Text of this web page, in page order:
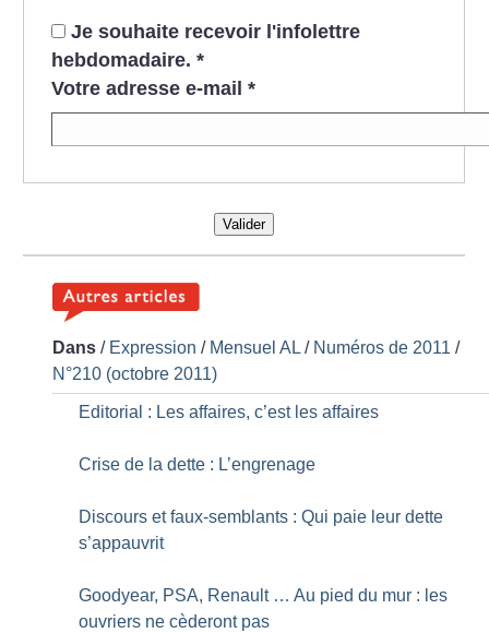
Je souhaite recevoir l'infolettre
hebdomadaire. *
Votre adresse e-mail *
Valider
Dans / Expression / Mensuel AL / Numéros de 2011 /
N°210 (octobre 2011)
Editorial : Les affaires, c’est les affaires
Crise de la dette : L’engrenage
Discours et faux-semblants : Qui paie leur dette
s’appauvrit
Goodyear, PSA, Renault … Au pied du mur : les
ouvriers ne cèderont pas